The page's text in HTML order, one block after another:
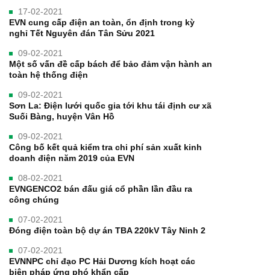
17-02-2021
EVN cung cấp điện an toàn, ổn định trong kỳ
nghỉ Tết Nguyên đán Tân Sửu 2021
09-02-2021
Một số vấn đề cấp bách để bảo đảm vận hành an
toàn hệ thống điện
09-02-2021
Sơn La: Điện lưới quốc gia tới khu tái định cư xã
Suối Bàng, huyện Vân Hồ
09-02-2021
Công bố kết quả kiểm tra chi phí sản xuất kinh
doanh điện năm 2019 của EVN
08-02-2021
EVNGENCO2 bán đấu giá cổ phần lần đầu ra
công chúng
07-02-2021
Đóng điện toàn bộ dự án TBA 220kV Tây Ninh 2
07-02-2021
EVNNPC chỉ đạo PC Hải Dương kích hoạt các
biện pháp ứng phó khẩn cấp